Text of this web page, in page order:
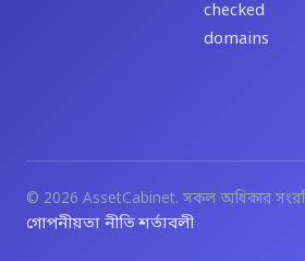
checked
domains
© 2026 AssetCabinet. সকল অধিকার
গোপনীয়তা নীতি·শর্তাবলী